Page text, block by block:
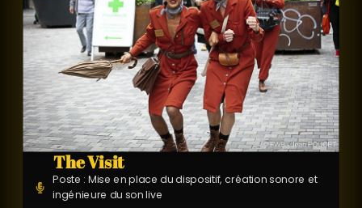
The Visit
Poste : Mise en place du dispositif, création sonore et
ingénieure du son live